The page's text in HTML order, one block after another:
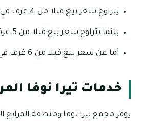
يتراوح سعر بيع فيلا من 4 غرف في تيرا نوفا المرابع العربية ما بين 5.5 إلى 6 مليون درهم إماراتي.
بينما يتراوح سعر بيع فيلا من 5 غرف في تيرا نوفا المرابع العربية ما بين 6.2 إلى 6.5 مليون درهم إماراتي.
أما عن سعر بيع فيلا من 6 غرف في تيرا نوفا المرابع العربية فيتراوح ما بين 6.9 إلى 7.5 مليون درهم إماراتي.
خدمات تيرا نوفا
يوفر مجمع تيرا نوفا ومنطقة المرابع